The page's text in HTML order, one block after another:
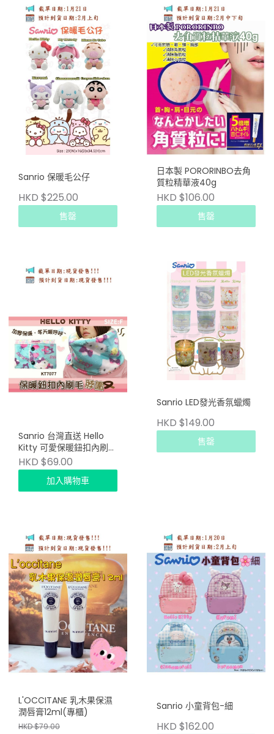
Sanrio 保暖毛公仔
HKD $225.00
售罄
日本製 PORORINBO去角
質粒精華液40g
HKD $106.00
售罄
Sanrio 台灣直送 Hello
Kitty 可愛保暖鈕扣內刷毛
脖圍
HKD $69.00
加入購物車
Sanrio LED發光香氛蠟燭
HKD $149.00
售罄
L'OCCITANE 乳木果保濕
潤唇膏12ml(專櫃)
HKD $79.00
Sanrio 小童背包-細
HKD $162.00